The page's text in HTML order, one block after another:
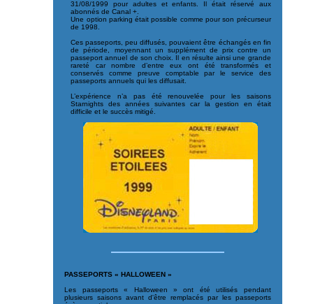
31/08/1999 pour adultes et enfants. Il était réservé aux
abonnés de Canal +.
Une option parking était possible comme pour son précurseur
de 1998.
Ces passeports, peu diffusés, pouvaient être échangés en fin
de période, moyennant un supplément de prix contre un
passeport annuel de son choix. Il en résulte ainsi une grande
rareté car nombre d’entre eux ont été transformés et
conservés comme preuve comptable par le service des
passeports annuels qui les diffusait.
L’expérience n’a pas été renouvelée pour les saisons
Starnights des années suivantes car la gestion en était
difficile et le succès mitigé.
PASSEPORTS « HALLOWEEN »
Les passeports « Halloween » ont été utilisés pendant
plusieurs saisons avant d'être remplacés par les passeports